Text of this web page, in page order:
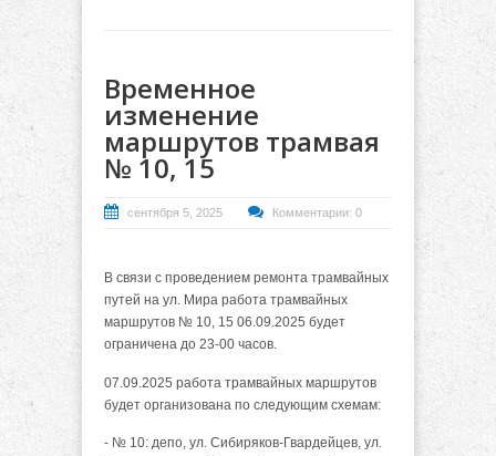
Временное
изменение
маршрутов трамвая
№ 10, 15
сентября 5, 2025 Комментарии: 0
В связи с проведением ремонта трамвайных
путей на ул. Мира работа трамвайных
маршрутов № 10, 15 06.09.2025 будет
ограничена до 23-00 часов.
07.09.2025 работа трамвайных маршрутов
будет организована по следующим схемам:
- № 10: депо, ул. Сибиряков-Гвардейцев, ул.